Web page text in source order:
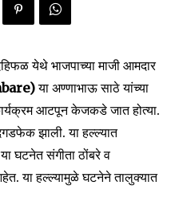
येथे भाजपाच्या माजी आमदार
या अण्णाभाऊ साठे यांच्या
आटपून केजकडे जात होत्या.
झाली. या हल्ल्यात
घटनेत संगीता ठोंबरे व
या हल्ल्यामुळे घटनेने तालुक्यात